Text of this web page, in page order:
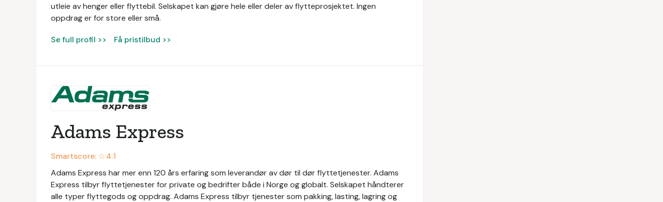
utleie av henger eller flyttebil. Selskapet kan gjøre hele eller deler av flytteprosjektet. Ingen
oppdrag er for store eller små.
Se full profil >> Få pristilbud >>
Adams Express
Smartscore: ☆4.1
Adams Express har mer enn 120 års erfaring som leverandør av dør til dør flyttetjenester. Adams
Express tilbyr flyttetjenester for private og bedrifter både i Norge og globalt. Selskapet håndterer
alle typer flyttegods og oppdrag. Adams Express tilbyr tjenester som pakking, lasting, lagring og